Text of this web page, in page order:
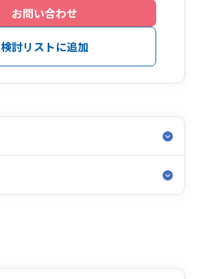
お問い合わせ
検討リストに追加